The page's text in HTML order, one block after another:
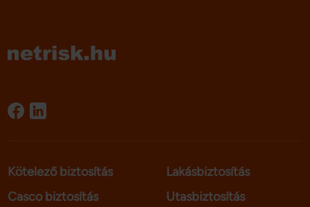
Kötelező biztosítás
Casco biztosítás
Lakásbiztosítás
Utasbiztosítás